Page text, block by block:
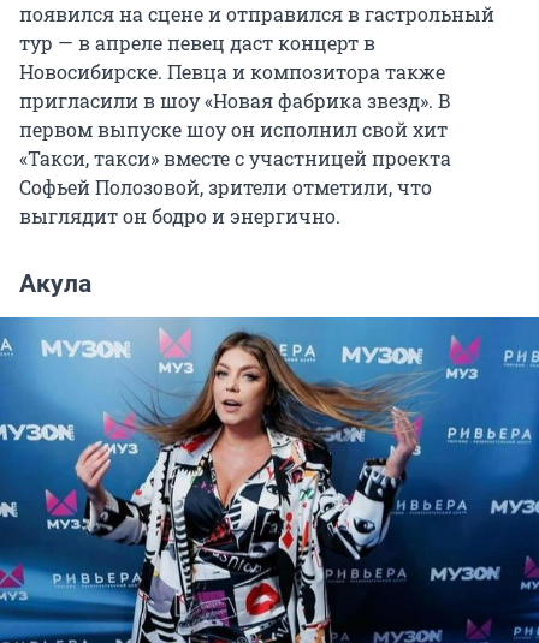
появился на сцене и отправился в гастрольный
тур — в апреле певец даст концерт в
Новосибирске. Певца и композитора также
пригласили в шоу «Новая фабрика звезд». В
первом выпуске шоу он исполнил свой хит
«Такси, такси» вместе с участницей проекта
Софьей Полозовой, зрители отметили, что
выглядит он бодро и энергично.
Акула